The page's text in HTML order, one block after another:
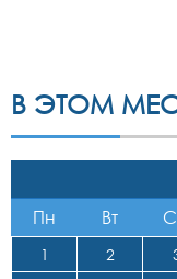
В ЭТОМ
Пн
Вт
1 2